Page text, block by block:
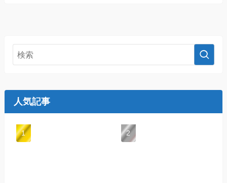
人気記事